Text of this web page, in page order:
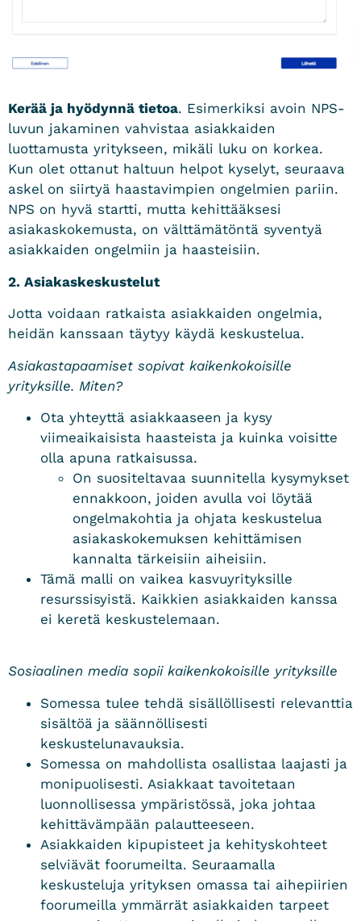
Kerää ja hyödynnä tietoa. Esimerkiksi avoin NPS-
luvun jakaminen vahvistaa asiakkaiden
luottamusta yritykseen, mikäli luku on korkea.
Kun olet ottanut haltuun helpot kyselyt, seuraava
askel on siirtyä haastavimpien ongelmien pariin.
NPS on hyvä startti, mutta kehittääksesi
asiakaskokemusta, on välttämätöntä syventyä
asiakkaiden ongelmiin ja haasteisiin.
2. Asiakaskeskustelut
Jotta voidaan ratkaista asiakkaiden ongelmia,
heidän kanssaan täytyy käydä keskustelua.
Asiakastapaamiset sopivat kaikenkokoisille
yrityksille. Miten?
Ota yhteyttä asiakkaaseen ja kysy
viimeaikaisista haasteista ja kuinka voisitte
olla apuna ratkaisussa.
On suositeltavaa suunnitella kysymykset
ennakkoon, joiden avulla voi löytää
ongelmakohtia ja ohjata keskustelua
asiakaskokemuksen kehittämisen
kannalta tärkeisiin aiheisiin.
Tämä malli on vaikea kasvuyrityksille
resurssisyistä. Kaikkien asiakkaiden kanssa
ei keretä keskustelemaan.
Sosiaalinen media sopii kaikenkokoisille yrityksille
Somessa tulee tehdä sisällöllisesti relevanttia
sisältöä ja säännöllisesti
keskustelunavauksia.
Somessa on mahdollista osallistaa laajasti ja
monipuolisesti. Asiakkaat tavoitetaan
luonnollisessa ympäristössä, joka johtaa
kehittävämpään palautteeseen.
Asiakkaiden kipupisteet ja kehityskohteet
selviävät foorumeilta. Seuraamalla
keskusteluja yrityksen omassa tai aihepiirien
foorumeilla ymmärrät asiakkaiden tarpeet